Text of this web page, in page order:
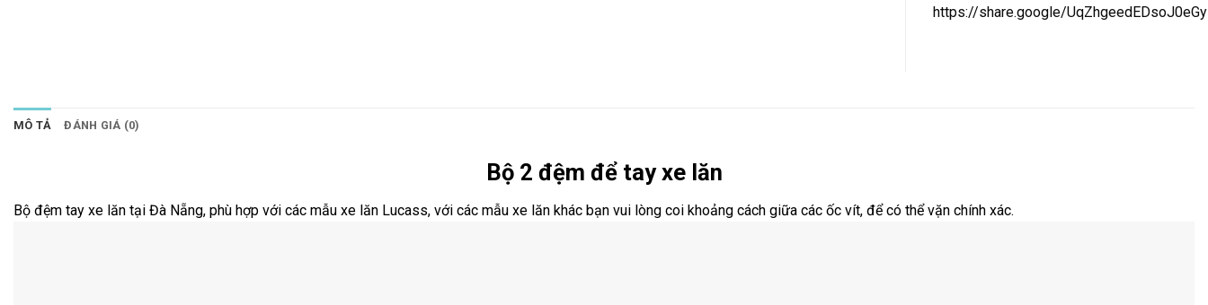
https://share.google/UqZhgeedEDsoJ0eGy
MÔ TẢ ĐÁNH GIÁ (0)
Bộ 2 đệm để tay xe lăn
Bộ đệm tay xe lăn tại Đà Nẵng, phù hợp với các mẫu xe lăn Lucass, với các mẫu xe lăn khác bạn vui lòng coi khoảng cách giữa các ốc vít, để có thể vặn chính xác.